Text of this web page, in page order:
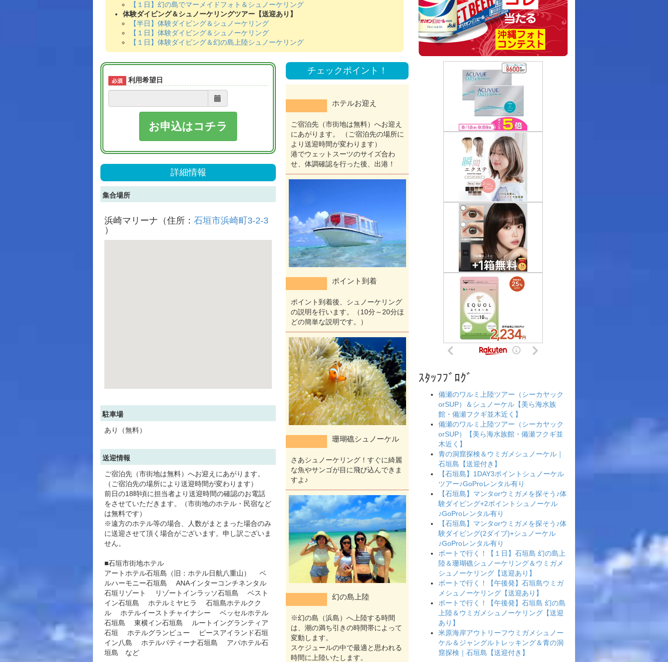
【１日】幻の島でマーメイドフォト＆シュノーケリング
体験ダイビング＆シュノーケリングツアー【送迎あり】
【半日】体験ダイビング＆シュノーケリング
【１日】体験ダイビング＆シュノーケリング
【１日】体験ダイビング＆幻の島上陸シュノーケリング
利用希望日
お申込はコチラ
詳細情報
集合場所
浜崎マリーナ（住所： 石垣市浜崎町3-2-3
）
駐車場
あり（無料）
送迎情報
ご宿泊先（市街地は無料）へお迎えにあがります。
（ご宿泊先の場所により送迎時間が変わります）
前日の18時頃に担当者より送迎時間の確認のお電話
をさせていただきます。（市街地のホテル・民宿など
は無料です）
※遠方のホテル等の場合、人数がまとまった場合のみ
に送迎させて頂く場合がございます。申し訳ございま
せん。
■石垣市街地ホテル
アートホテル石垣島（旧：ホテル日航八重山） ベ
ルハーモニー石垣島 ANAインターコンチネンタル
石垣リゾート リゾートインラッソ石垣島 ベスト
イン石垣島 ホテルミヤヒラ 石垣島ホテルクク
ル ホテルイーストチャイナシー ベッセルホテル
石垣島 東横イン石垣島 ルートイングランティア
石垣 ホテルグランビュー ピースアイランド石垣
イン八島 ホテルパティーナ石垣島 アパホテル石
垣島 など
チェックポイント！
ホテルお迎え
ご宿泊先（市街地は無料）へお迎え
にあがります。 （ご宿泊先の場所に
より送迎時間が変わります）
港でウェットスーツのサイズ合わ
せ、体調確認を行った後、出港！
ポイント到着
ポイント到着後、シュノーケリング
の説明を行います。（10分～20分ほ
どの簡単な説明です。）
珊瑚礁シュノーケル
さあシュノーケリング！すぐに綺麗
な魚やサンゴが目に飛び込んできま
すよ♪
幻の島上陸
※幻の島（浜島）へ上陸する時間
は、潮の満ち引きの時間帯によって
変動します。
スケジュールの中で最適と思われる
時間に上陸いたします。
ｽﾀｯﾌﾌﾞﾛｸﾞ
備瀬のワルミ上陸ツアー（シーカヤック
orSUP）＆シュノーケル【美ら海水族
館・備瀬フクギ並木近く】
備瀬のワルミ上陸ツアー（シーカヤック
orSUP）【美ら海水族館・備瀬フクギ並
木近く】
青の洞窟探検＆ウミガメシュノーケル｜
石垣島【送迎付き】
【石垣島】1DAY3ポイントシュノーケル
ツアー♪GoProレンタル有り
【石垣島】マンタorウミガメを探そう♪体
験ダイビング+2ポイントシュノーケル
♪GoProレンタル有り
【石垣島】マンタorウミガメを探そう♪体
験ダイビング(2ダイブ)+シュノーケル
♪GoProレンタル有り
ボートで行く！【１日】石垣島 幻の島上
陸＆珊瑚礁シュノーケリング＆ウミガメ
シュノーケリング【送迎あり】
ボートで行く！【午後発】石垣島ウミガ
メシュノーケリング【送迎あり】
ボートで行く！【午後発】石垣島 幻の島
上陸＆ウミガメシュノーケリング【送迎
あり】
米原海岸アウトリーフウミガメシュノー
ケル＆ジャングルトレッキング＆青の洞
窟探検｜石垣島【送迎付き】